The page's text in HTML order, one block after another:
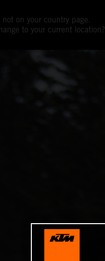
on your country page.
to your current location?